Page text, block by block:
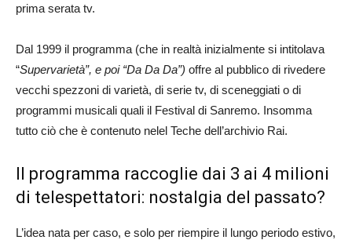
prima serata tv.
Dal 1999 il programma (che in realtà inizialmente si intitolava
“Supervarietà”, e poi “Da Da Da”) offre al pubblico di rivedere
vecchi spezzoni di varietà, di serie tv, di sceneggiati o di
programmi musicali quali il Festival di Sanremo. Insomma
tutto ciò che è contenuto nelel Teche dell’archivio Rai.
Il programma raccoglie dai 3 ai 4 milioni
di telespettatori: nostalgia del passato?
L’idea nata per caso, e solo per riempire il lungo periodo estivo,